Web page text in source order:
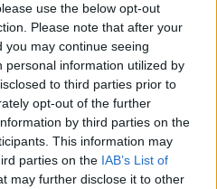
use the below opt-out
Please note that after your
may continue seeing
personal information utilized by
to third parties prior to
opt-out of the further
by third parties on the
This information may
parties on the IAB’s List of
may further disclose it to other